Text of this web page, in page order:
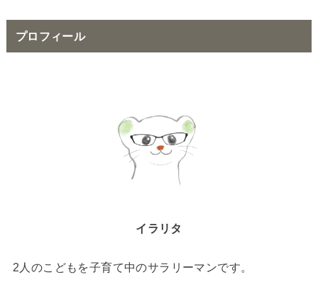
プロフィール
イラリタ
2人のこどもを子育て中のサラリーマンです。